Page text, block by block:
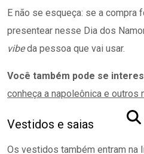
E não se esqueça: se a compra
presentear nesse Dia dos
vibeda pessoa que vai usar.
Você também pode se
conheça a napoleônica e outros
Vestidos e saias
Os vestidos também entram na